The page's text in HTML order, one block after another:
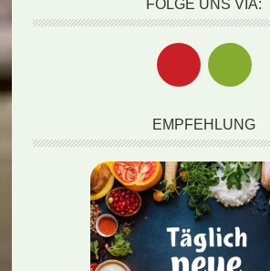
FOLGE UNS VIA:
EMPFEHLUNG